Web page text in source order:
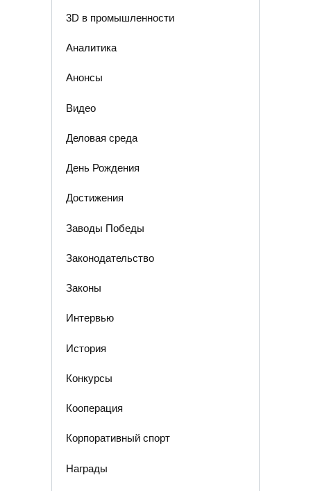
3D в промышленности
Аналитика
Анонсы
Видео
Деловая среда
День Рождения
Достижения
Заводы Победы
Законодательство
Законы
Интервью
История
Конкурсы
Кооперация
Корпоративный спорт
Награды